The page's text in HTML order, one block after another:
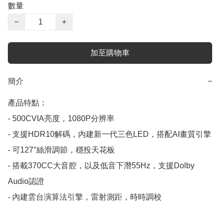
數量
−
+
加至購物車
簡介 −
產品特點：
- 500CVIA亮度，1080P分辨率
- 支援HDR10解碼，內建新一代三色LED，搭配AI畫質引擎
- 可127°絲滑調節，穩投天花板
- 搭載370CC大音腔，以及低音下潛55Hz，支援Dolby
Audio認證
- 內建雲台演算法引擎，雷射測距，時時調校